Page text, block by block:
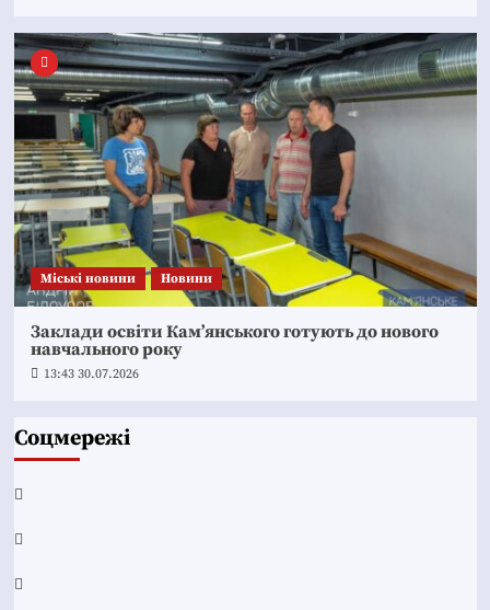
Mіські новини Новини
Заклади освіти Кам’янського готують до нового
навчального року
13:43 30.07.2026
Соцмережі
Facebook
YouTube
Telegram